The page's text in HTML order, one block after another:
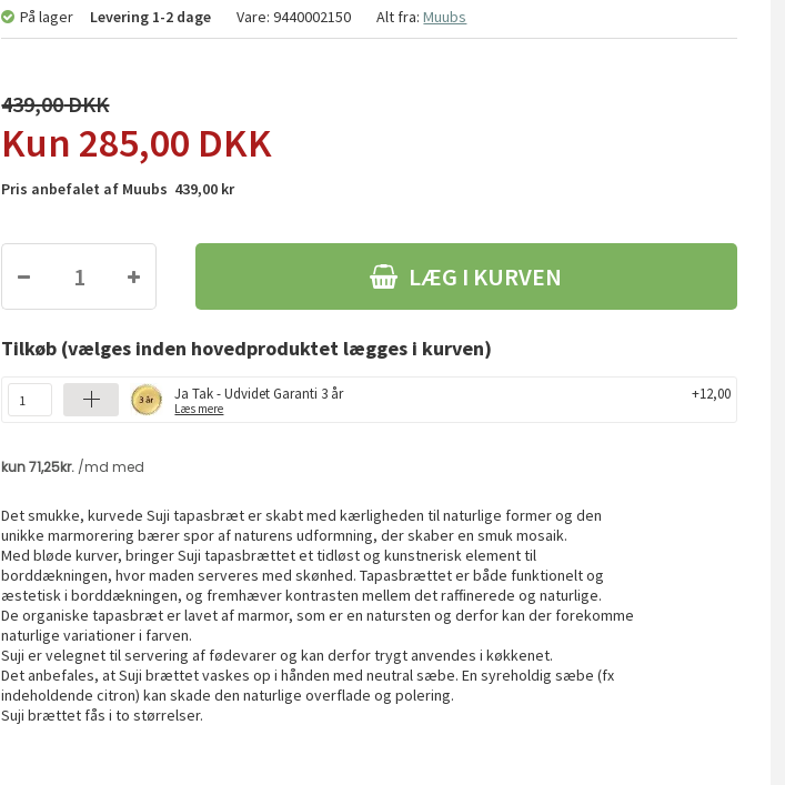
På lager Levering 1-2 dage Vare:9440002150 Alt fra:Muubs
439,00
285,00 DKK
Pris anbefalet af Muubs 439,00 kr
LÆG I KURVEN
Tilkøb (vælges inden hovedproduktet lægges i kurven)
Ja Tak - Udvidet Garanti 3 år
Læs mere
+12,00
Det smukke, kurvede Suji tapasbræt er skabt med kærligheden til naturlige former og den
unikke marmorering bærer spor af naturens udformning, der skaber en smuk mosaik.
Med bløde kurver, bringer Suji tapasbrættet et tidløst og kunstnerisk element til
borddækningen, hvor maden serveres med skønhed. Tapasbrættet er både funktionelt og
æstetisk i borddækningen, og fremhæver kontrasten mellem det raffinerede og naturlige.
De organiske tapasbræt er lavet af marmor, som er en natursten og derfor kan der forekomme
naturlige variationer i farven.
Suji er velegnet til servering af fødevarer og kan derfor trygt anvendes i køkkenet.
Det anbefales, at Suji brættet vaskes op i hånden med neutral sæbe. En syreholdig sæbe (fx
indeholdende citron) kan skade den naturlige overflade og polering.
Suji brættet fås i to størrelser.